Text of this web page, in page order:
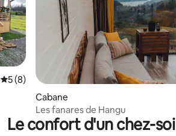
Évaluation moyenne sur la base de 8
5 (8)
Cabane
Les fanares de Hangu
Le confort d'un chez-